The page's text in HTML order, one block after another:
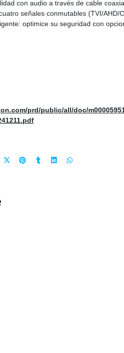
con audio a través de cable
señales conmutables (TVI/AHD/
optimice su seguridad con
prd/public/all/doc/